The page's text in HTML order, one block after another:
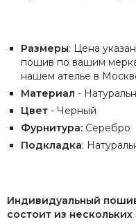
Размеры: Цена
пошив по вашим
нашем ателье в
Материал -
Цвет - Черный
Фурнитура: Серебро
Подкладка:
Индивидуальный
состоит из